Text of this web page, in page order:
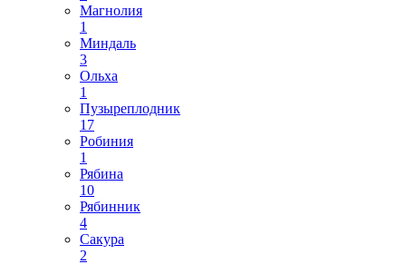
Магнолия
1
Миндаль
3
Ольха
1
Пузыреплодник
17
Робиния
1
Рябина
10
Рябинник
4
Сакура
2